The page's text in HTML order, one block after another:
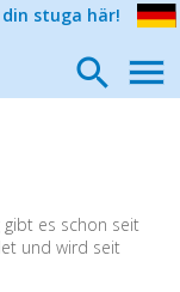
stuga här!
gibt es schon seit
und wird seit